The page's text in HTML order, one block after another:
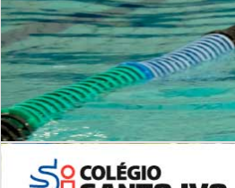
Período Integral | Saiba mais
INSTITUCIONAL